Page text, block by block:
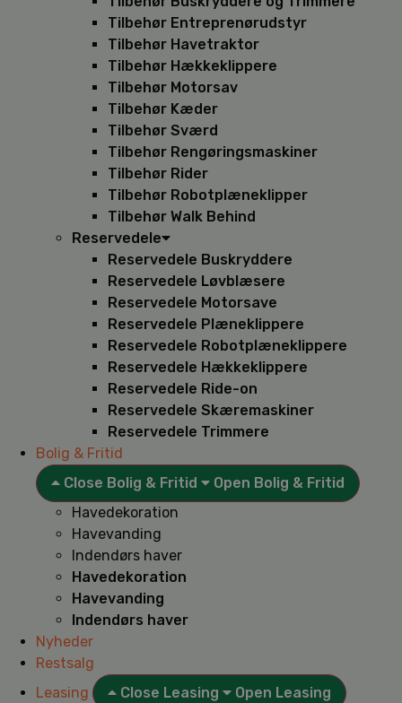
Tilbehør Entreprenørudstyr
Tilbehør Havetraktor
Tilbehør Hækkeklippere
Tilbehør Motorsav
Tilbehør Kæder
Tilbehør Sværd
Tilbehør Rengøringsmaskiner
Tilbehør Rider
Tilbehør Robotplæneklipper
Tilbehør Walk Behind
Reservedele
Reservedele Buskryddere
Reservedele Løvblæsere
Reservedele Motorsave
Reservedele Plæneklippere
Reservedele Robotplæneklippere
Reservedele Hækkeklippere
Reservedele Ride-on
Reservedele Skæremaskiner
Reservedele Trimmere
Bolig & Fritid
Close Bolig & Fritid
Open Bolig & Fritid
Havedekoration
Havevanding
Indendørs haver
Havedekoration
Havevanding
Indendørs haver
Nyheder
Restsalg
Leasing
Close Leasing
Open Leasing